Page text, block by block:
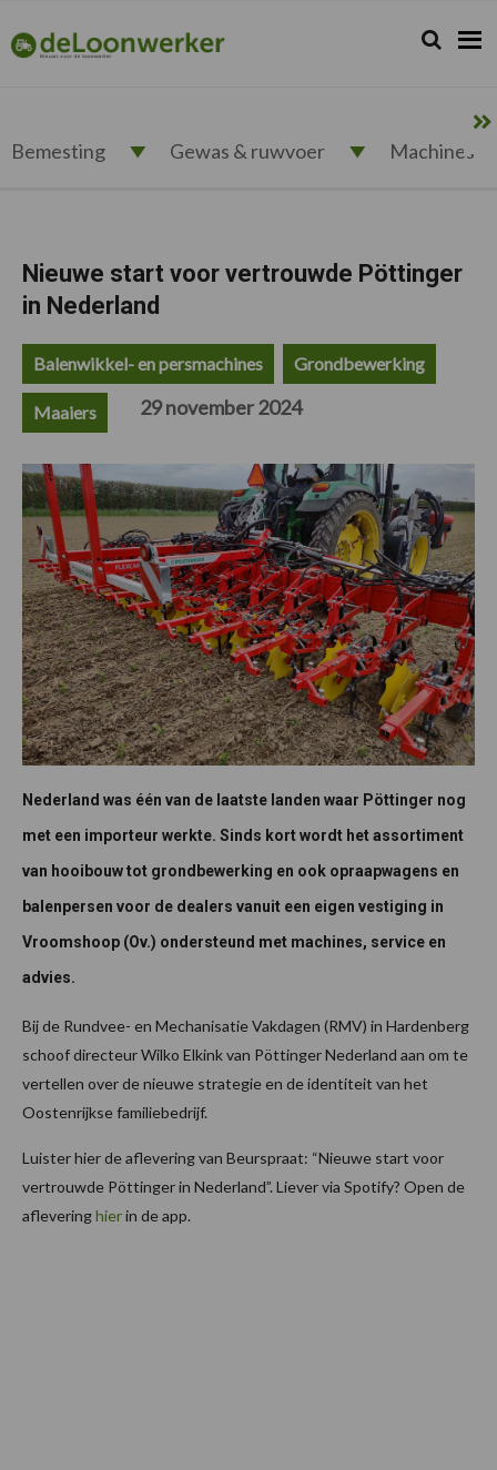
de
hoofdnavigatie
de
hoofd
de
eerste
de
voettekst
deloonwerker.nl Zoeken...
Zoek
Bemesting Gewas & ruwvoer Machines
Nieuwe start voor vertrouwde Pöttinger
in Nederland
Balenwikkel- en persmachines Grondbewerking
Maaiers 29 november 2024
Nederland was één van de laatste landen waar Pöttinger nog
met een importeur werkte. Sinds kort wordt het assortiment
van hooibouw tot grondbewerking en ook opraapwagens en
balenpersen voor de dealers vanuit een eigen vestiging in
Vroomshoop (Ov.) ondersteund met machines, service en
advies.
Bij de Rundvee- en Mechanisatie Vakdagen (RMV) in Hardenberg
schoof directeur Wilko Elkink van Pöttinger Nederland aan om te
vertellen over de nieuwe strategie en de identiteit van het
Oostenrijkse familiebedrijf.
Luister hier de aflevering van Beurspraat: “Nieuwe start voor
vertrouwde Pöttinger in Nederland”. Liever via Spotify? Open de
afleveringhierin de app.